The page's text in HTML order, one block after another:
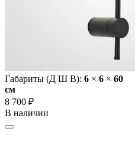
Габариты (Д Ш В): 6 × 6 × 60
cм
8 700 ₽
В наличии